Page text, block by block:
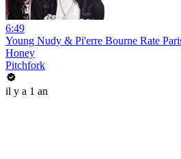
6:49
Young Nudy & Pi'erre Bourne Rate
Honey
Pitchfork
il y a 1 an